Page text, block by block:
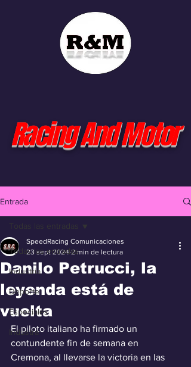
Racing And Motor
Entrada
Todas las entradas
Industria
Deporte
Especiales
Industra
Todas las entradas
Danilo Petrucci, la
leyenda está de
vuelta
SpeedRacing Comunicaciones
23 sept 2024 2 min de lectura
El piloto italiano ha firmado un
contundente fin de semana en
Cremona, al llevarse la victoria en las